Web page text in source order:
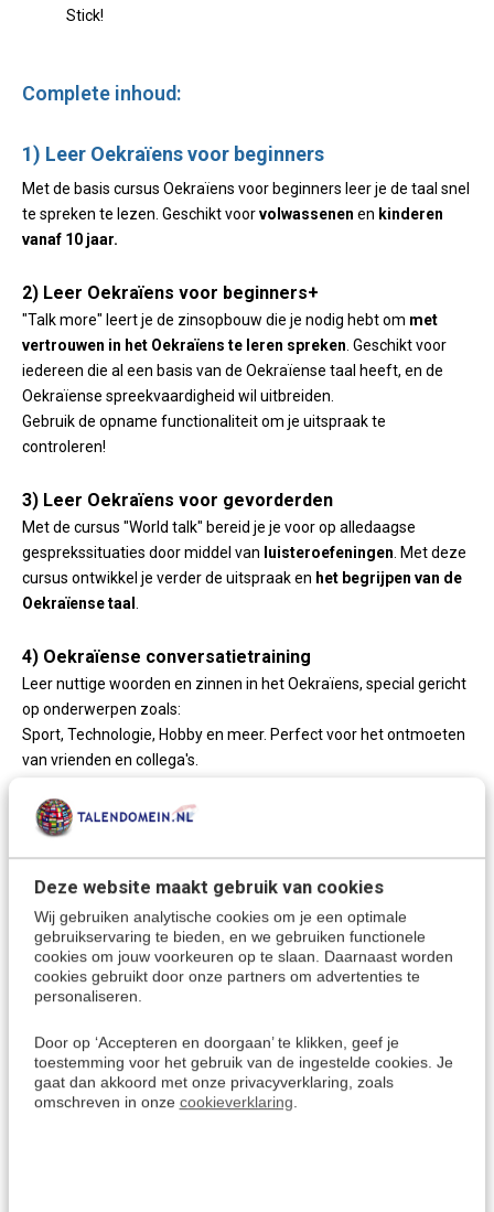
Deze website maakt gebruik van cookies
Wij gebruiken analytische cookies om je een optimale
gebruikservaring te bieden, en we gebruiken functionele
cookies om jouw voorkeuren op te slaan. Daarnaast worden
cookies gebruikt door onze partners om advertenties te
personaliseren.
Door op ‘Accepteren en doorgaan’ te klikken, geef je
toestemming voor het gebruik van de ingestelde cookies. Je
gaat dan akkoord met onze privacyverklaring, zoals
omschreven in onze cookieverklaring
Stick!
Complete inhoud:
1) Leer Oekraïens voor beginners
Met de basis cursus Oekraïens voor beginners leer je de taal snel
te spreken te lezen. Geschikt voorvolwassenen en kinderen
vanaf 10 jaar.
2) Leer Oekraïens voor beginners+
"Talk more" leert je de zinsopbouw die je nodig hebt om met
vertrouwen in het Oekraïens te leren spreken . Geschikt voor
iedereen die al een basis van de Oekraïense taal heeft, en de
Oekraïense spreekvaardigheid wil uitbreiden.
Gebruik de opname functionaliteit om je uitspraak te
controleren!
3) Leer Oekraïens voor gevorderden
Met de cursus "World talk" bereid je je voor op alledaagse
gesprekssituaties door middel van luisteroefeningen . Met deze
cursus ontwikkel je verder de uitspraak en het begrijpen van de
Oekraïense taal
4) Oekraïense conversatietraining
Leer nuttige woorden en zinnen in het Oekraïens, special gericht
op onderwerpen zoals:
Sport, Technologie, Hobby en meer. Perfect voor het ontmoeten
van vrienden en collega's.
5) Extra: Online taalcursus Oekraïens
Eenvoudig en direct Oekraïens leren. Voor gebruik op
onderweg Oekraïens kunt leren. Deze extra online taalcursus
bevat vele interactieve oefeningen, geluid en fotobeelden en kan
gebruikt worden voor een periode van 3 maanden. De
activatiecode om de online cursus te starten, wordt direct via e-
mail toegestuurd na het afronden van de bestelling, zodat je
De Oekraïense taal leren: